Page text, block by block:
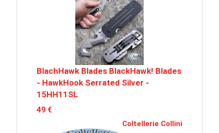
BlachHawk Blades BlackHawk! Blades
- HawkHook Serrated Silver -
15HH11SL
49 €
Coltellerie Collini